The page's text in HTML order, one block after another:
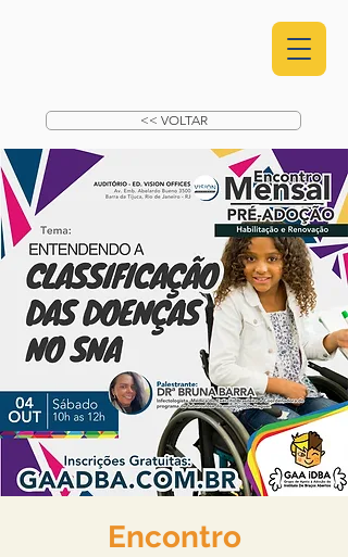
<< VOLTAR
Encontro